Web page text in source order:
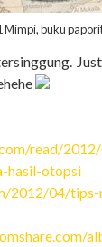
Mimpi, buku
read/
hasil-otopsi
2012/04/tips-